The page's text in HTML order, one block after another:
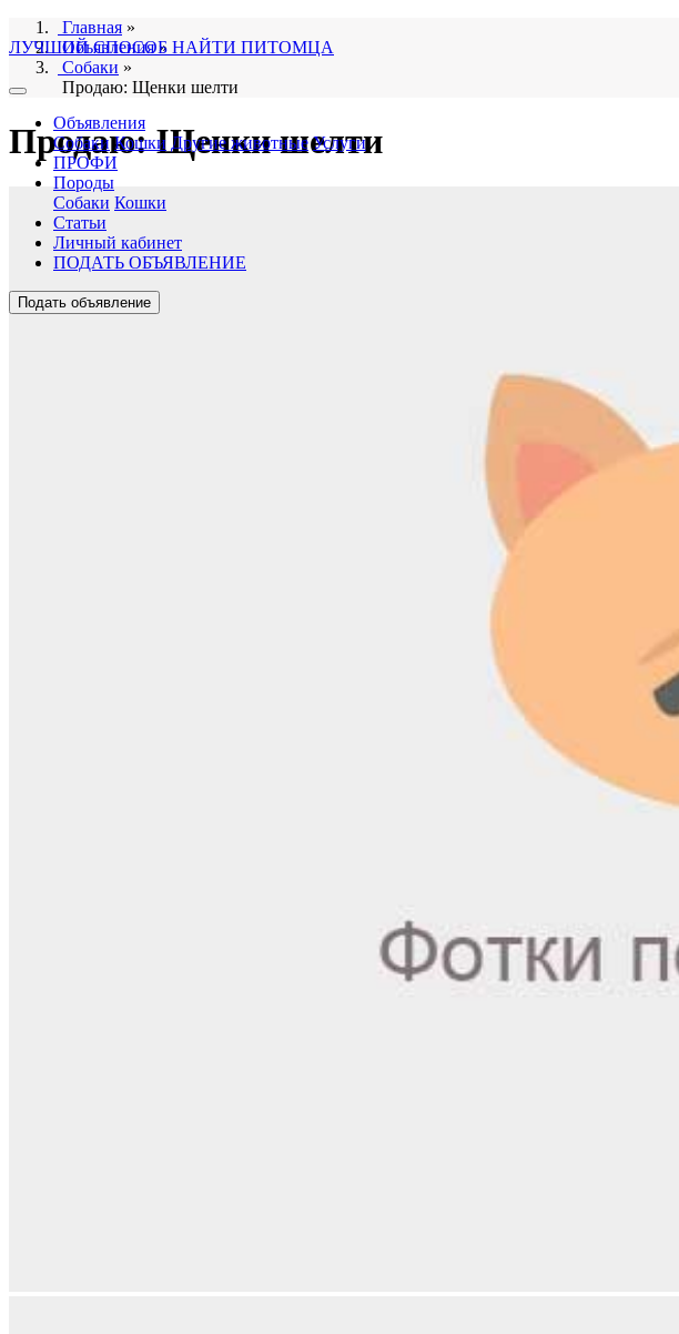
ЛУЧШИЙ СПОСОБ НАЙТИ ПИТОМЦА
Объявления
Собаки Кошки Другие животные Услуги
ПРОФИ
Породы
Собаки Кошки
Статьи
Личный кабинет
ПОДАТЬ ОБЪЯВЛЕНИЕ
Подать объявление
Главная »
Объявления»
Собаки »
Продаю: Щенки шелти
Продаю: Щенки шелти